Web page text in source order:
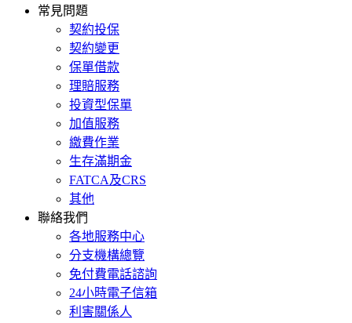
常見問題
契約投保
契約變更
保單借款
理賠服務
投資型保單
加值服務
繳費作業
生存滿期金
FATCA及CRS
其他
聯絡我們
各地服務中心
分支機構總覽
免付費電話諮詢
24小時電子信箱
利害關係人